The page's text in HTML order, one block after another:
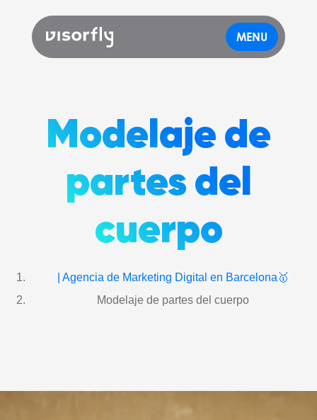
MENU
Modelaje de
partes del
cuerpo
| Agencia de Marketing Digital en Barcelona🥇
Modelaje de partes del cuerpo